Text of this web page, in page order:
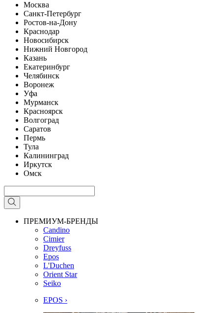
Москва
Санкт-Петербург
Ростов-на-Дону
Краснодар
Новосибирск
Нижний Новгород
Казань
Екатеринбург
Челябинск
Воронеж
Уфа
Мурманск
Красноярск
Волгоград
Саратов
Пермь
Тула
Калининград
Иркутск
Омск
ПРЕМИУМ-БРЕНДЫ
Candino
Cimier
Dreyfuss
Epos
L'Duchen
Orient Star
Seiko
EPOS ›